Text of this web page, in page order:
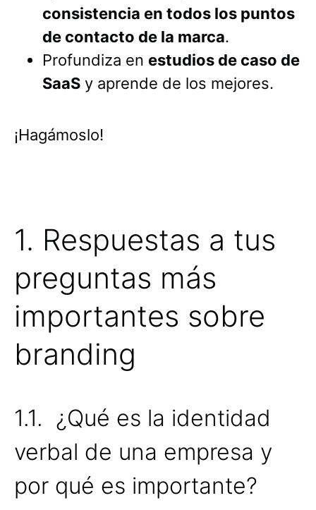
consistencia en todos los puntos
de contacto de la marca.
Profundiza en estudios de caso de
SaaS y aprende de los mejores.
¡Hagámoslo!
1. Respuestas a tus
preguntas más
importantes sobre
branding
1.1. ¿Qué es la identidad
verbal de una empresa y
por qué es importante?